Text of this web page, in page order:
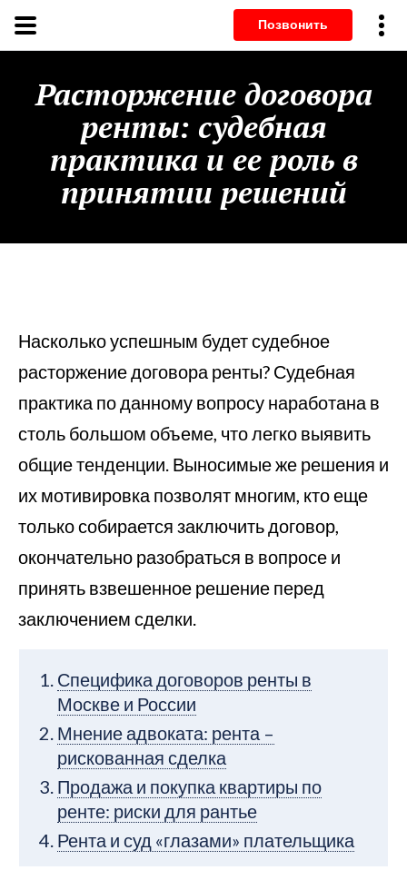
Расторжение договора
ренты: судебная
практика и ее роль в
принятии решений
Насколько успешным будет судебное
расторжение договора ренты? Судебная
практика по данному вопросу наработана в
столь большом объеме, что легко выявить
общие тенденции. Выносимые же решения и
их мотивировка позволят многим, кто еще
только собирается заключить договор,
окончательно разобраться в вопросе и
принять взвешенное решение перед
заключением сделки.
Специфика договоров ренты в
Москве и России
Мнение адвоката: рента –
рискованная сделка
Продажа и покупка квартиры по
ренте: риски для рантье
Рента и суд «глазами» плательщика